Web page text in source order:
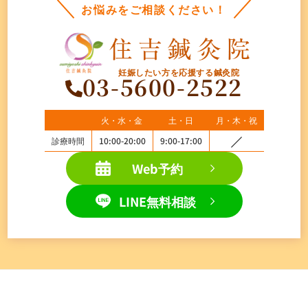
お悩みをご相談ください！
妊娠したい方を応援する鍼灸院
03-5600-2522
火・水・金 土・日
月・木・祝
診療時間
10:00-20:00 9:00-17:00
Web予約
LINE無料相談